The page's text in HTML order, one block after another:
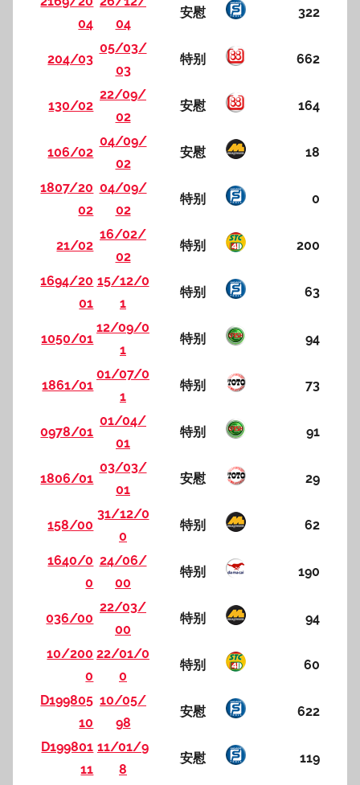
04
04
安慰 322
204/03
05/03/
03
特别 662
130/02
22/09/
02
安慰 164
106/02
04/09/
02
安慰 18
1807/20
02
04/09/
02
特别 0
21/02
16/02/
02
特别 200
1694/20
01
15/12/0
1
特别 63
1050/01
12/09/0
1
特别 94
1861/01
01/07/0
1
特别 73
0978/01
01/04/
01
特别 91
1806/01
03/03/
01
安慰 29
158/00
31/12/0
0
特别 62
1640/0
0
24/06/
00
特别 190
036/00
22/03/
00
特别 94
10/200
0
22/01/0
0
特别 60
D199805
10
10/05/
98
安慰 622
D199801
11
11/01/9
8
安慰 119